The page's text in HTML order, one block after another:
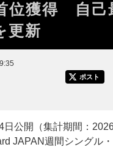
位獲得 自己
更新
ポスト
公開（集計期間：
JAPAN週間シングル